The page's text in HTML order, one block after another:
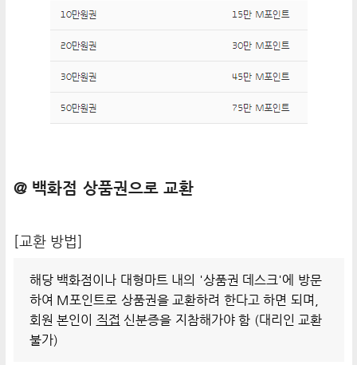
@ 백화점 상품권으로 교환
[교환 방법]
해당 백화점이나 대형마트 내의 '상품권 데스크'에 방문
하여 M포인트로 상품권을 교환하려 한다고 하면 되며,
회원 본인이 직접 신분증을 지참해가야 함 (대리인 교환
불가)